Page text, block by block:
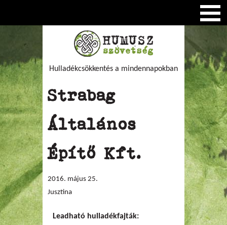
Hulladékcsökkentés a mindennapokban
Strabag
Általános
Építő Kft.
2016. május 25.
Jusztina
Leadható hulladékfajták: